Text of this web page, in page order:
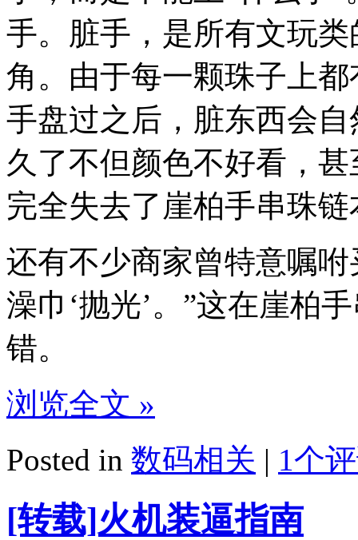
手。脏手，是所有文玩
角。由于每一颗珠子上
手盘过之后，脏东西会
久了不但颜色不好看，
完全失去了崖柏手串珠
还有不少商家曾特意嘱
澡巾‘抛光’。”这在崖柏
错。
浏览全文 »
Posted in 数码相关 | 1个
[转载]火机装逼指南